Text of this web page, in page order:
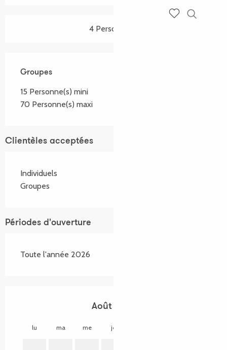
4 Personne(s)
Groupes
Groupes
15 Personne(s) mini
70 Personne(s) maxi
Clientèles acceptées
Individuels
Groupes
Périodes d'ouverture
Toute l'année 2026
Août 2026
lu ma me je